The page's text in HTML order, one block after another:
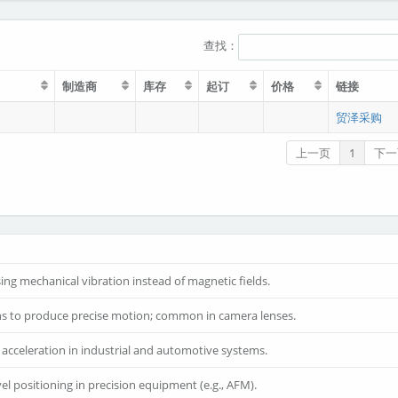
查找：
制造商 库存 起订 价格
链接
贸泽采购
上一页 1 下
mechanical vibration instead of magnetic fields.
to produce precise motion; common in camera lenses.
in industrial and automotive systems.
positioning in precision equipment (e.g., AFM).